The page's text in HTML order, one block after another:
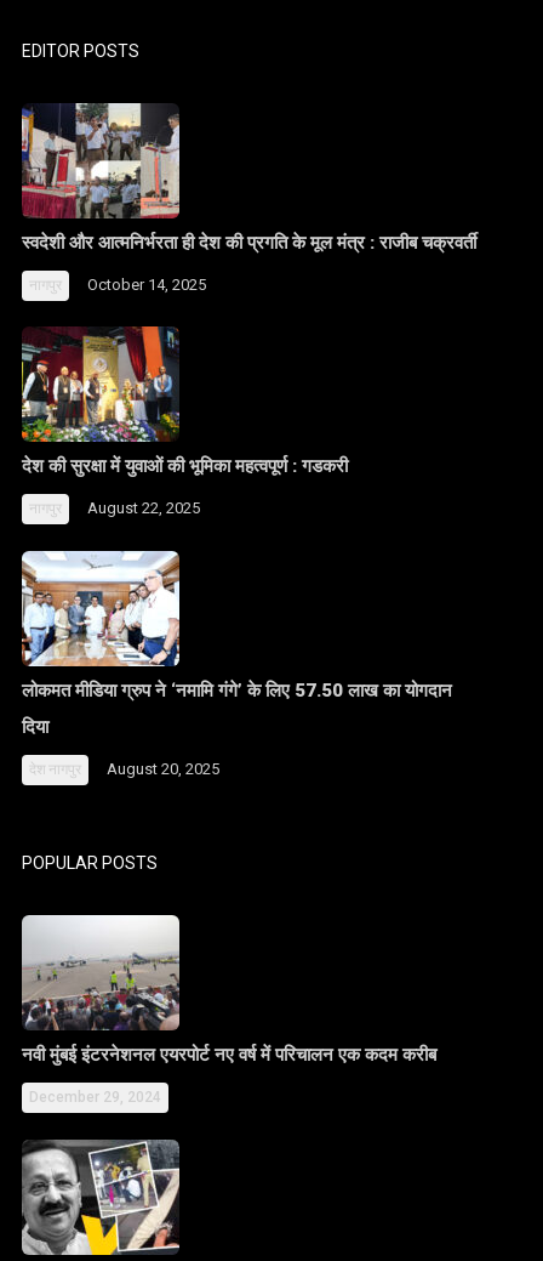
EDITOR POSTS
स्वदेशी और आत्मनिर्भरता ही देश की प्रगति के मूल मंत्र : राजीब चक्रवर्ती
नागपुर October 14, 2025
देश की सुरक्षा में युवाओं की भूमिका महत्वपूर्ण : गडकरी
नागपुर August 22, 2025
लोकमत मीडिया ग्रुप ने ‘नमामि गंगे’ के लिए 57.50 लाख का योगदान
दिया
देश नागपुर August 20, 2025
POPULAR POSTS
नवी मुंबई इंटरनेशनल एयरपोर्ट नए वर्ष में परिचालन एक कदम करीब
December 29, 2024